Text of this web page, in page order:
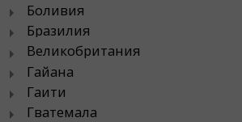
Боливия
Бразилия
Великобритания
Гайана
Гаити
Гватемала